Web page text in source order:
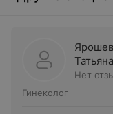
Нет
Гинеколог